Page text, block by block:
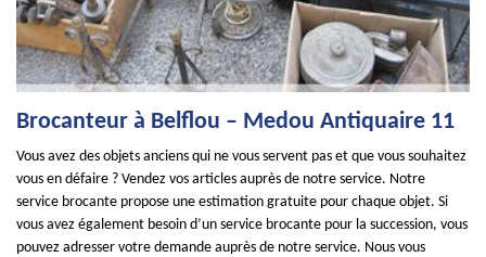
Brocanteur à Belflou – Medou Antiquaire 11
Vous avez des objets anciens qui ne vous servent pas et que vous souhaitez
vous en défaire ? Vendez vos articles auprès de notre service. Notre
service brocante propose une estimation gratuite pour chaque objet. Si
vous avez également besoin d’un service brocante pour la succession, vous
pouvez adresser votre demande auprès de notre service. Nous vous